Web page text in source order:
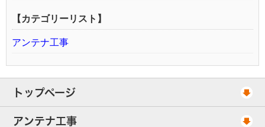
【カテゴリーリスト】
アンテナ工事
トップページ
工事スケジュール
アンテナ工事